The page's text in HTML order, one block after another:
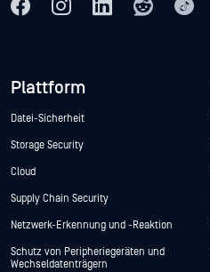
Plattform
Datei-Sicherheit
Storage Security
Cloud
Supply Chain Security
Netzwerk-Erkennung und -Reaktion
Schutz von Peripheriegeräten und
Wechseldatenträgern